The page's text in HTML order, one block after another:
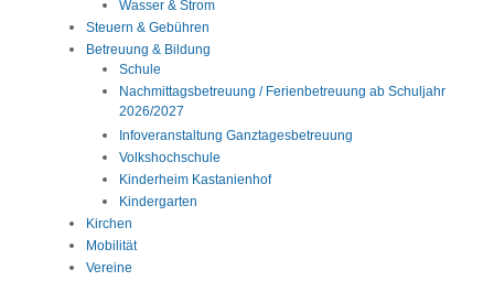
Wasser & Strom
Steuern & Gebühren
Betreuung & Bildung
Schule
Nachmittagsbetreuung / Ferienbetreuung ab Schuljahr
2026/2027
Infoveranstaltung Ganztagesbetreuung
Volkshochschule
Kinderheim Kastanienhof
Kindergarten
Kirchen
Mobilität
Vereine